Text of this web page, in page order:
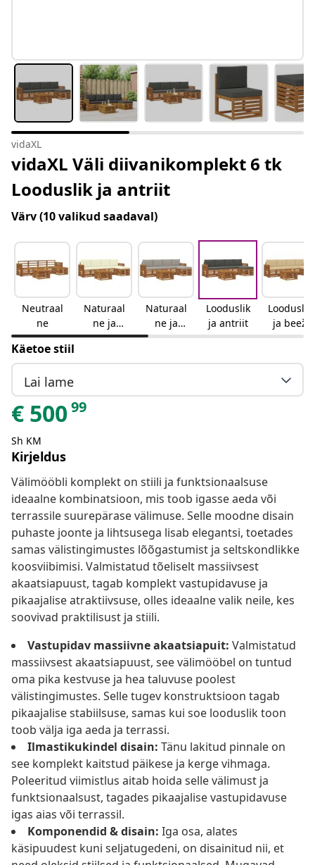
vidaXL
vidaXL Väli diivanikomplekt 6 tk
Looduslik ja antriit
Värv(10 valikud saadaval)
Neutraal
ne
Naturaal
ne ja
kreemjas
Naturaal
ne ja
helehall
Looduslik
ja antriit
Looduslik
ja beež
Käetoe stiil
Lai lame
€ 50099
Sh KM
Kirjeldus
Välimööbli komplekt on stiili ja funktsionaalsuse
ideaalne kombinatsioon, mis toob igasse aeda või
terrassile suurepärase välimuse. Selle moodne disain
puhaste joonte ja lihtsusega lisab elegantsi, toetades
samas välistingimustes lõõgastumist ja seltskondlikke
koosviibimisi. Valmistatud tõeliselt massiivsest
akaatsiapuust, tagab komplekt vastupidavuse ja
pikaajalise atraktiivsuse, olles ideaalne valik neile, kes
soovivad praktilisust ja stiili.
Vastupidav massiivne akaatsiapuit: Valmistatud
massiivsest akaatsiapuust, see välimööbel on tuntud
oma pika kestvuse ja hea taluvuse poolest
välistingimustes. Selle tugev konstruktsioon tagab
pikaajalise stabiilsuse, samas kui soe looduslik toon
toob välja iga aeda ja terrassi.
Ilmastikukindel disain: Tänu lakitud pinnale on
see komplekt kaitstud päikese ja kerge vihmaga.
Poleeritud viimistlus aitab hoida selle välimust ja
funktsionaalsust, tagades pikaajalise vastupidavuse
igas aias või terrassil.
Komponendid & disain: Iga osa, alates
käsipuudest kuni seljatugedeni, on disainitud nii, et